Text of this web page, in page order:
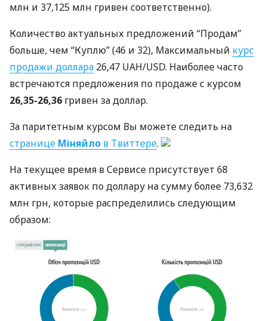
млн и 37,125 млн гривен соответственно).
Количество актуальных предложений “Продам”
больше, чем “Куплю” (46 и 32), Максимальный курс
продажи доллара 26,47 UAH/USD. Наиболее часто
встречаются предложения по продаже с курсом
26,35-26,36 гривен за доллар.
За паритетным курсом Вы можете следить на
странице Міняйло в Твиттере.
На текущее время в Сервисе присутствует 68
активных заявок по доллару на сумму более 73,632
млн грн, которые распределились следующим
образом: